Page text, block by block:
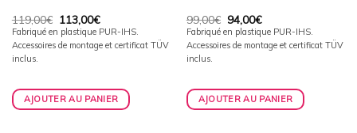
119,00€ Le
prix
initial
était :
113,00€Le
prix
actuel
est :
Fabriqué en plastique PUR-IHS.
Accessoires de montage et certificat TÜV
inclus.
AJOUTER AU PANIER
99,00€ Le
prix
initial
était :
94,00€Le
prix
actuel
est :
Fabriqué en plastique PUR-IHS.
Accessoires de montage et certificat TÜV
inclus.
AJOUTER AU PANIER